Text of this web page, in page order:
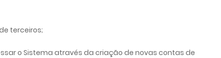
terceiros;
o Sistema através da criação de novas contas de